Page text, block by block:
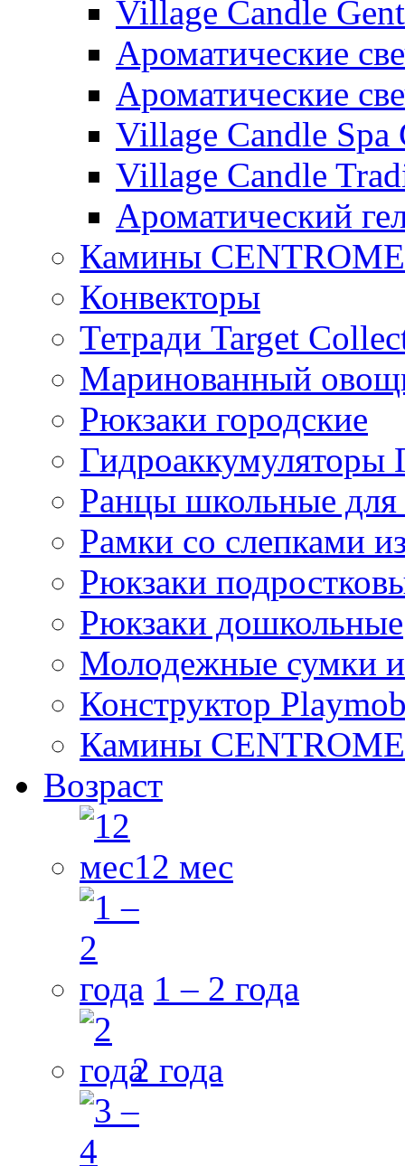
Village Candle
Ароматические
Ароматические
Village Candle Spa
Village Candle
Ароматический
Камины
Конвекторы
Тетради Target
Маринованный
Рюкзаки городские
Ранцы школьные
Рамки со слепками
Рюкзаки
Рюкзаки дошкольные
Молодежные сумки
Конструктор
Камины
Возраст
12 мес
1 – 2 года
2 года